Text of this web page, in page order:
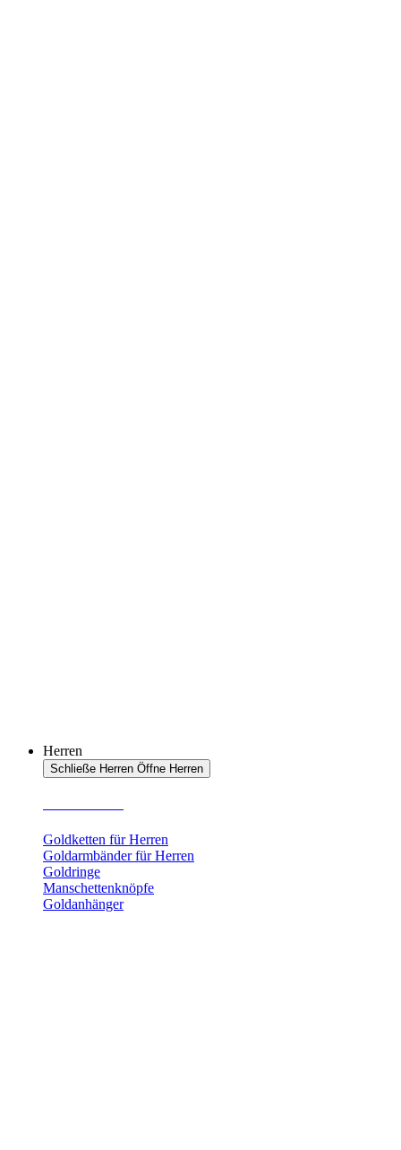
Herren
Schließe Herren Öffne Herren
Goldketten für Herren
Goldarmbänder für Herren
Goldringe
Manschettenknöpfe
Goldanhänger